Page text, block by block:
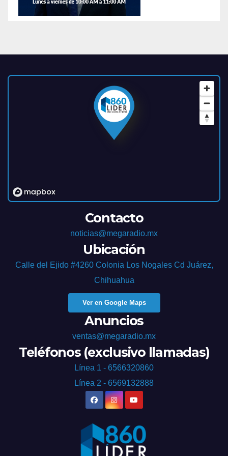
Contacto
noticias@megaradio.mx
Ubicación
Calle del Ejido #4260 Colonia Los Nogales Cd Juárez,
Chihuahua
Ver en Google Maps
Anuncios
ventas@megaradio.mx
Teléfonos (exclusivo llamadas)
Línea 1 - 6566320860
Línea 2 - 6569132888